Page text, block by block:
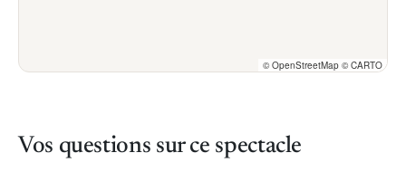
© OpenStreetMap © CARTO
Vos questions sur ce spectacle